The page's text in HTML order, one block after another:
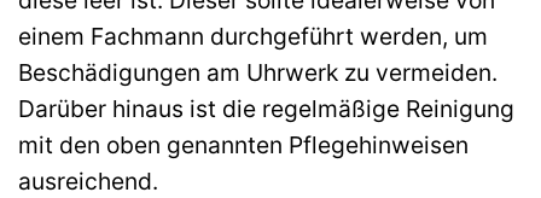
einem Fachmann durchgeführt werden, um
Beschädigungen am Uhrwerk zu vermeiden.
Darüber hinaus ist die regelmäßige Reinigung
mit den oben genannten Pflegehinweisen
ausreichend.